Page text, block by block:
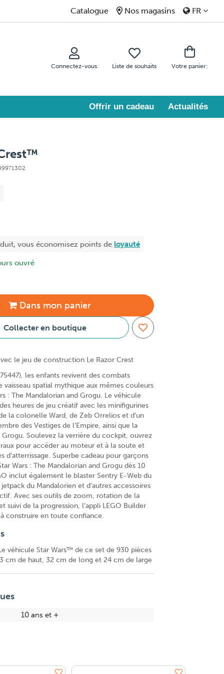
Catalogue Nos magasins FR
Connectez-vous Liste de souhaits Votre panier:
Offrir un cadeau Actualités
vous économisez points de loyauté
ouvré
Dans mon panier
Collecter en boutique
le jeu de construction Le Razor Crest
les enfants revivent des combats
vaisseau spatial mythique aux mêmes couleurs
: The Mandalorian and Grogu. Le véhicule
heures de jeu créatif avec les minifigurines
la colonelle Ward, de Zeb Orrelios et d’un
des Vestiges de l’Empire, ainsi que la
Grogu. Soulevez la verrière du cockpit, ouvrez
pour accéder au moteur et à la soute et
d'atterrissage. Superbe cadeau pour garçons
Wars : The Mandalorian and Grogu dès 10
inclut également le blaster Sentry E-Web du
du Mandalorien et d'autres accessoires
Avec ses outils de zoom, rotation de la
suivi de la progression, l’appli LEGO Builder
construire en toute confiance.
véhicule Star Wars™ de ce set de 930 pièces
cm de haut, 32 cm de long et 24 cm de large
10 ans et +